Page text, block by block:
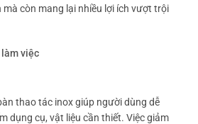
còn mang lại nhiều lợi ích vượt trội
việc
thao tác inox giúp người dùng dễ
dụng cụ, vật liệu cần thiết. Việc giảm